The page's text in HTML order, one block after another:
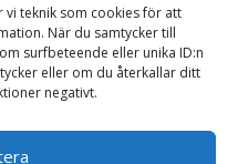
vi teknik som cookies för att
När du samtycker till
surfbeteende eller unika ID:n
eller om du återkallar ditt
negativt.